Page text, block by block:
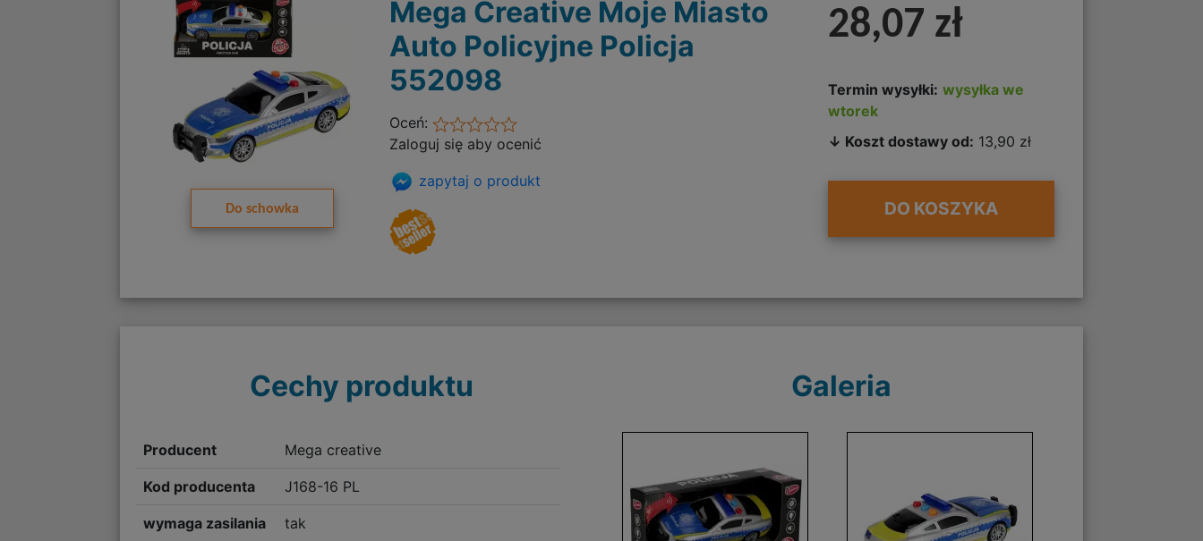
Do schowka
Mega Creative Moje Miasto
Auto Policyjne Policja
552098
Oceń:
Zaloguj się aby ocenić
zapytaj o produkt
28,07 zł
Termin wysyłki: wysyłka we
wtorek
↓ Koszt dostawy od: 13,90 zł
DO KOSZYKA
Cechy produktu
Producent Mega creative
Kod producenta J168-16 PL
wymaga zasilania tak
Galeria